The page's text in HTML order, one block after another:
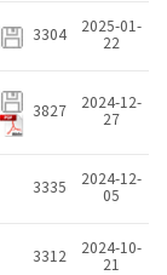
3304
2025-01-
22
3827
2024-12-
27
3335
2024-12-
05
3312
2024-10-
21